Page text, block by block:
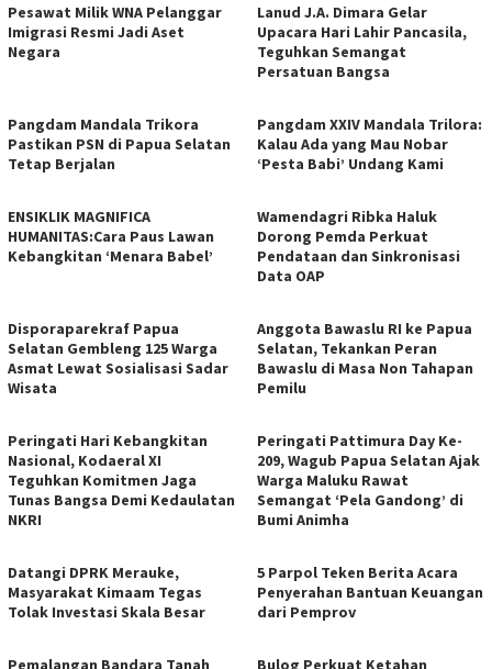
Pesawat Milik WNA Pelanggar
Imigrasi Resmi Jadi Aset
Negara
Lanud J.A. Dimara Gelar
Upacara Hari Lahir Pancasila,
Teguhkan Semangat
Persatuan Bangsa
Pangdam Mandala Trikora
Pastikan PSN di Papua Selatan
Tetap Berjalan
​Pangdam XXIV Mandala Trilora:
Kalau Ada yang Mau Nobar
‘Pesta Babi’ Undang Kami
ENSIKLIK MAGNIFICA
HUMANITAS:Cara Paus Lawan
Kebangkitan ‘Menara Babel’
Wamendagri Ribka Haluk
Dorong Pemda Perkuat
Pendataan dan Sinkronisasi
Data OAP
Disporaparekraf Papua
Selatan Gembleng 125 Warga
Asmat Lewat Sosialisasi Sadar
Wisata
Anggota Bawaslu RI ke Papua
Selatan, Tekankan Peran
Bawaslu di Masa Non Tahapan
Pemilu
Peringati Hari Kebangkitan
Nasional, Kodaeral XI
Teguhkan Komitmen Jaga
Tunas Bangsa Demi Kedaulatan
NKRI
Peringati Pattimura Day Ke-
209, Wagub Papua Selatan Ajak
Warga Maluku Rawat
Semangat ‘Pela Gandong’ di
Bumi Animha
Datangi DPRK Merauke,
Masyarakat Kimaam Tegas
Tolak Investasi Skala Besar
5 Parpol Teken Berita Acara
Penyerahan Bantuan Keuangan
dari Pemprov
Pemalangan Bandara Tanah Bulog Perkuat Ketahan